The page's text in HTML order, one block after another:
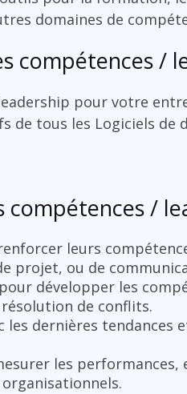
domaines de
compétences /
pour votre
de tous les Logiciels de
compétences /
leurs
projet, ou de
développer les
de conflits.
les dernières tendances
les performances,